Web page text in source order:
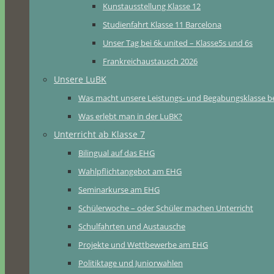
Kunstausstellung Klasse 12
Studienfahrt Klasse 11 Barcelona
Unser Tag bei 6k united – Klasse5s und 6s
Frankreichaustausch 2026
Unsere LuBK
Was macht unsere Leistungs- und Begabungsklasse
Was erlebt man in der LuBK?
Unterricht ab Klasse 7
Bilingual auf das EHG
Wahlpflichtangebot am EHG
Seminarkurse am EHG
Schülerwoche – oder Schüler machen Unterricht
Schulfahrten und Austausche
Projekte und Wettbewerbe am EHG
Politiktage und Juniorwahlen